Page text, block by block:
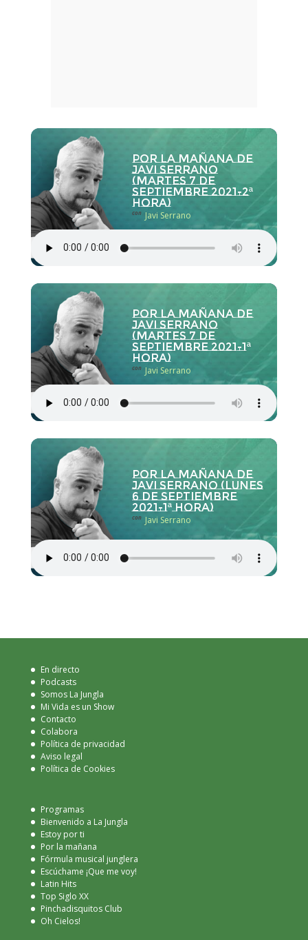
Por la Mañana de
Javi Serrano
(martes 7 de
septiembre 2021-2ª
hora)
con Javi Serrano
Por la Mañana de
Javi Serrano
(martes 7 de
septiembre 2021-1ª
hora)
con Javi Serrano
Por la Mañana de
Javi Serrano (lunes
6 de septiembre
2021-1ª hora)
con Javi Serrano
En directo
Podcasts
Somos La Jungla
Mi Vida es un Show
Contacto
Colabora
Política de privacidad
Aviso legal
Política de Cookies
Programas
Bienvenido a La Jungla
Estoy por ti
Por la mañana
Fórmula musical junglera
Escúchame ¡Que me voy!
Latin Hits
Top Siglo XX
Pinchadisquitos Club
Oh Cielos!